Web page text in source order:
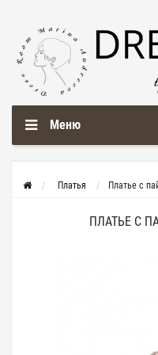
Меню
Платья Платье с
ПЛАТЬЕ С